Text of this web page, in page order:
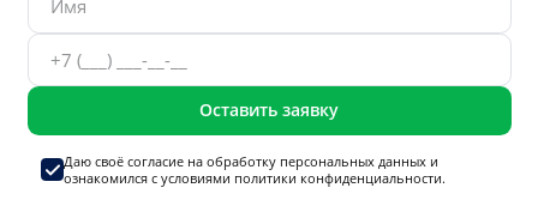
Оставить заявку
Даю своё согласие на обработку персональных данныхи
ознакомился с условиями политики конфиденциальности.